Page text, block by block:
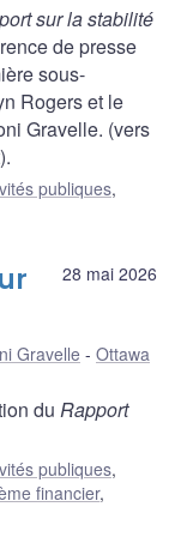
sur la stabilité
de presse
sous-
Rogers et le
Gravelle. (vers
publiques,
28 mai 2026
Gravelle
Ottawa
du Rapport
publiques,
financier,